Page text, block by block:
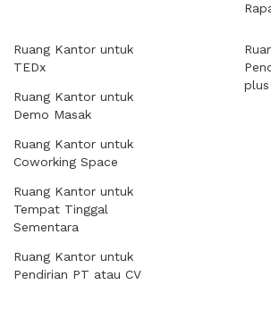
Ruang Kantor untuk
TEDx
Ruang Kantor untuk
Demo Masak
Ruang Kantor untuk
Coworking Space
Ruang Kantor untuk
Tempat Tinggal
Sementara
Ruang Kantor untuk
Pendirian PT atau CV
plus